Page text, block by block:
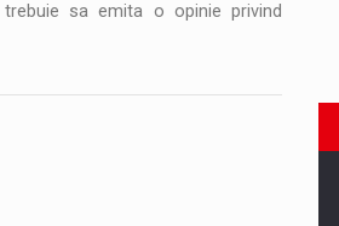
sa emita o opinie privind